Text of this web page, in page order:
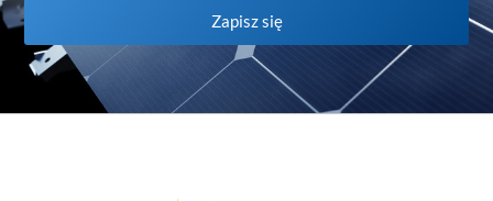
Zapisz się